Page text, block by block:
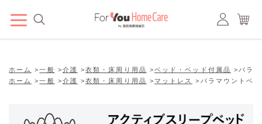
ホーム >一般 >介護 >衣類・床周り用品 >ベッド・ベッド付属品 > パラ
ホーム
>一般 >介護 >衣類・床周り用品 > マットレス > パラマウントベ